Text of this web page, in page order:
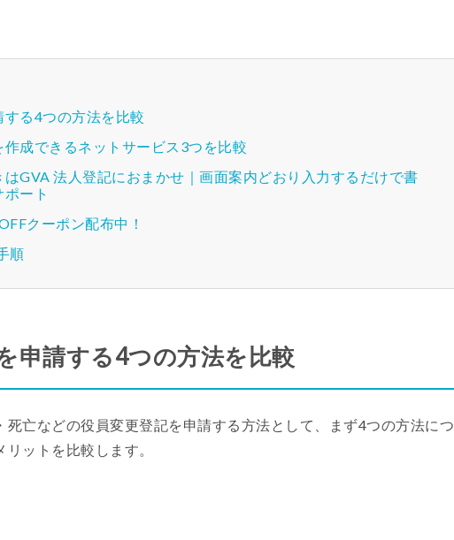
る4つの方法を比較
成できるネットサービス3つを比較
GVA 法人登記におまかせ｜画面案内どおり入力するだけで書
ート
クーポン配布中！
順
申請する4つの方法を比較
亡などの役員変更登記を申請する方法として、まず4つの方法につ
ットを比較します。